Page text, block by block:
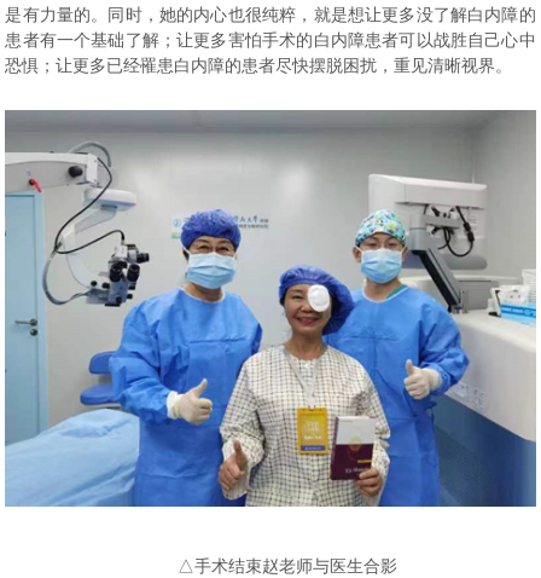
是有力量的。同时，她的内心也很纯粹，就是想让更多没了解白内障的
患者有一个基础了解；让更多害怕手术的白内障患者可以战胜自己心中
恐惧；让更多已经罹患白内障的患者尽快摆脱困扰，重见清晰视界。
△手术结束赵老师与医生合影